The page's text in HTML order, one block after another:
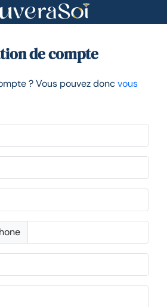
de compte
? Vous pouvez doncvous